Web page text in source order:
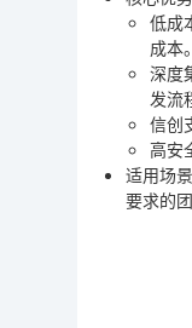
低成
成本。
深度
发流
信创
高安
适用场景
要求的团